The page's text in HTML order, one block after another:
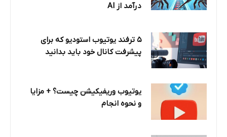
درآمد از AI
۵ ترفند یوتیوب استودیو که برای
پیشرفت کانال خود باید بدانید
یوتیوب وریفیکیشن چیست؟ + مزایا
و نحوه انجام